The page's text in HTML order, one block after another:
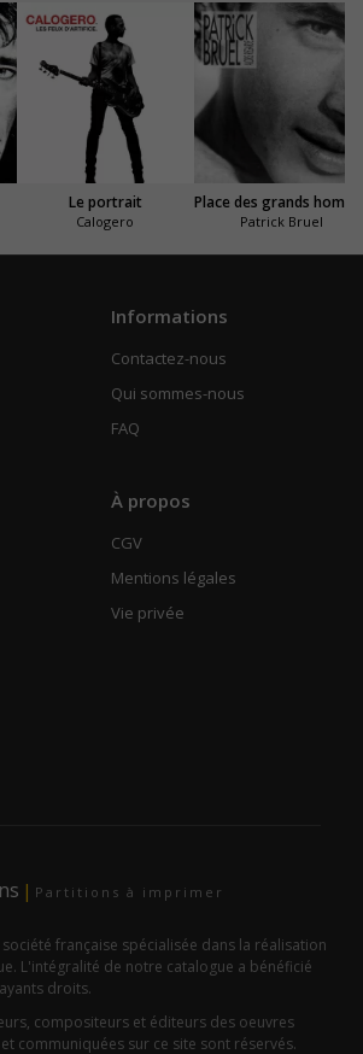
Le portrait
Calogero Patrick Bruel
Informations
Contactez-nous
Qui sommes-nous
FAQ
À propos
CGV
Mentions légales
Vie privée
| Partitions à imprimer
française spécialisée dans la réalisation
L'intégralité de notre catalogue a bénéficié
droits.
compositeurs et éditeurs des oeuvres
communiquées sur ce site sont réservés.